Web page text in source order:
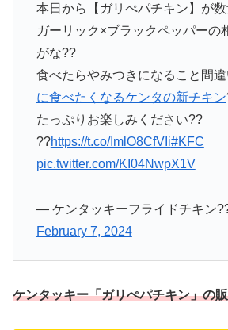
本日から【ガリぺパチキン】が
ガーリック×ブラックペッパーの
がな??
食べたらやみつきになること間
に食べたくなるケンタの新チキン
たっぷりお楽しみください??
??https://t.co/ImlO8CfVIi#KFC
pic.twitter.com/KI04NwpX1V
— ケンタッキーフライドチキン
February 7, 2024
ケンタッキー「ガリぺパチキン」の